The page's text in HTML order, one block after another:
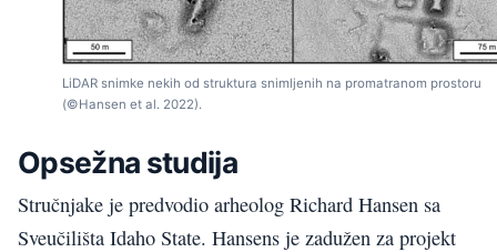
LiDAR snimke nekih od struktura snimljenih na promatranom prostoru
(©Hansen et al. 2022).
Opsežna studija
Stručnjake je predvodio arheolog Richard Hansen sa
Sveučilišta Idaho State. Hansens je zadužen za projekt